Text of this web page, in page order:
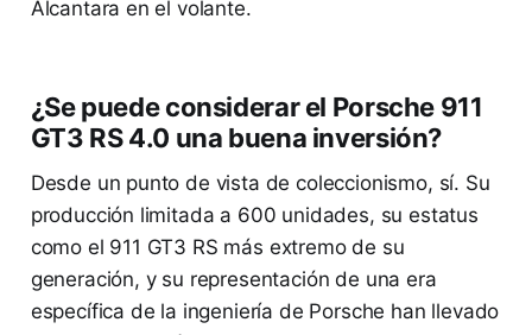
Alcantara en el volante.
¿Se puede considerar el Porsche 911
GT3 RS 4.0 una buena inversión?
Desde un punto de vista de coleccionismo, sí. Su
producción limitada a 600 unidades, su estatus
como el 911 GT3 RS más extremo de su
generación, y su representación de una era
específica de la ingeniería de Porsche han llevado